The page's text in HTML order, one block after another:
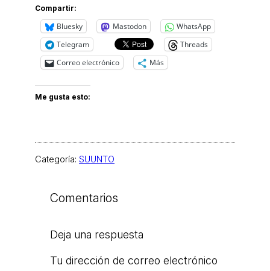
Compartir:
Bluesky Mastodon
WhatsApp
Telegram
Threads
Correo electrónico
Más
Me gusta esto:
Categoría: SUUNTO
Comentarios
Deja una respuesta
Tu dirección de correo electrónico